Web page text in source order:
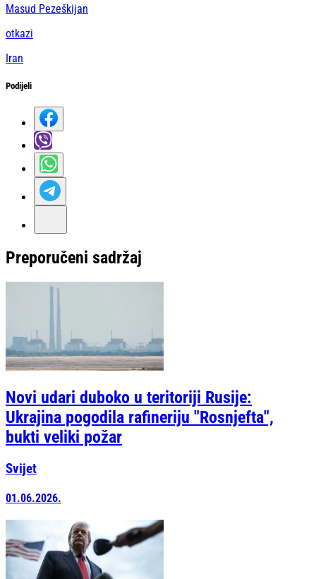
Masud Pezeškijan
otkazi
Iran
Podijeli
Preporučeni sadržaj
Novi udari duboko u teritoriji Rusije:
Ukrajina pogodila rafineriju "Rosnjefta",
bukti veliki požar
Svijet
01.06.2026.